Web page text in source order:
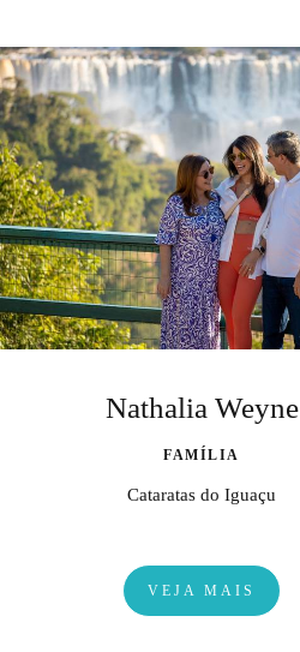
Nathalia Weyne
FAMÍLIA
Cataratas do Iguaçu
VEJA MAIS